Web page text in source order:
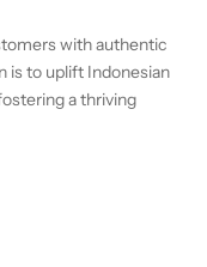
with authentic
is to uplift Indonesian
a thriving